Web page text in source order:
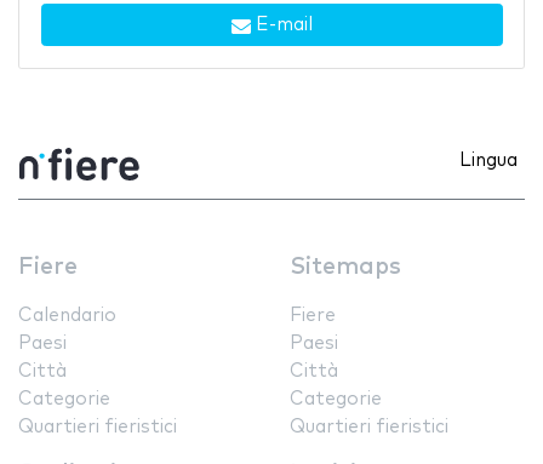
E-mail
Lingua
Fiere
Calendario
Paesi
Città
Categorie
Quartieri fieristici
Sitemaps
Fiere
Paesi
Città
Categorie
Quartieri fieristici